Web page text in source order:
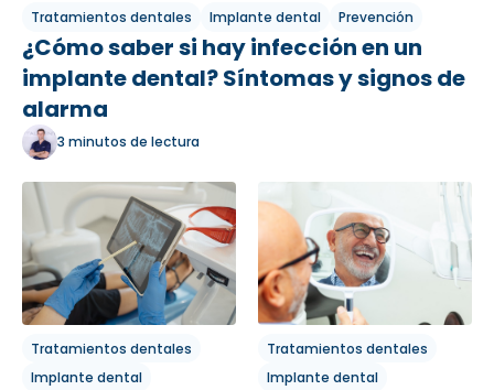
Tratamientos dentales Implante dental Prevención
¿Cómo saber si hay infección en un
implante dental? Síntomas y signos de
alarma
3 minutos de lectura
Tratamientos dentales
Implante dental
Tratamientos dentales
Implante dental